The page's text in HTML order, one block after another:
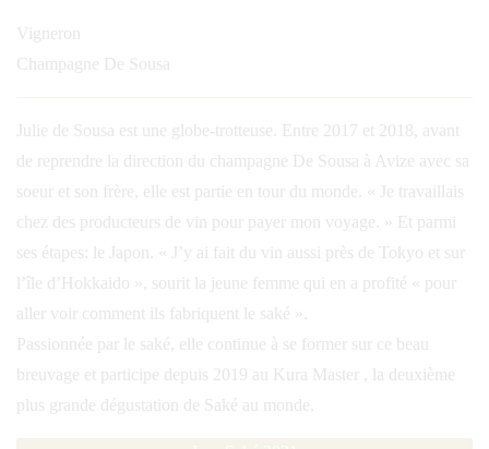
Vigneron
Champagne De Sousa
Julie de Sousa est une globe-trotteuse. Entre 2017 et 2018, avant
de reprendre la direction du champagne De Sousa à Avize avec sa
soeur et son frère, elle est partie en tour du monde. « Je travaillais
chez des producteurs de vin pour payer mon voyage. » Et parmi
ses étapes: le Japon. « J’y ai fait du vin aussi près de Tokyo et sur
l’île d’Hokkaido », sourit la jeune femme qui en a profité « pour
aller voir comment ils fabriquent le saké ».
Passionnée par le saké, elle continue à se former sur ce beau
breuvage et participe depuis 2019 au Kura Master , la deuxième
plus grande dégustation de Saké au monde.